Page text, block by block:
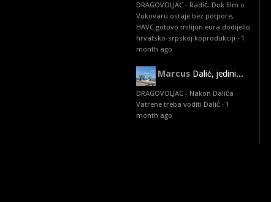
DRAGOVOLJAC - Radić: Dok film o
Vukovaru ostaje bez potpore,
HAVC gotovo milijun eura dodijelio
hrvatsko-srpskoj koprodukciji · 1
month ago
Marcus Dalić, jedini...
DRAGOVOLJAC - Nakon Dalića
Vatrene treba voditi Dalić · 1
month ago